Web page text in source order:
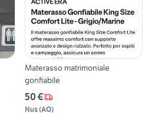
Materasso matrimoniale
gonfiabile
50 €
Nus(AO)